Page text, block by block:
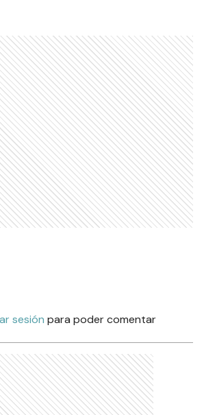
sesión para poder comentar